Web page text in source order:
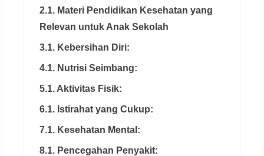
2.1. Materi Pendidikan Kesehatan yang
Relevan untuk Anak Sekolah
3.1. Kebersihan Diri:
4.1. Nutrisi Seimbang:
5.1. Aktivitas Fisik:
6.1. Istirahat yang Cukup:
7.1. Kesehatan Mental:
8.1. Pencegahan Penyakit: